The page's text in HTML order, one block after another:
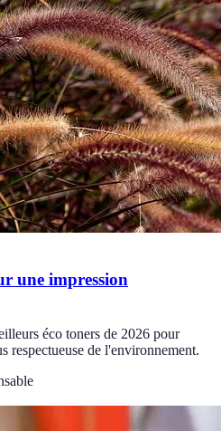
une impression
éco toners de 2026 pour
respectueuse de l'environnement.